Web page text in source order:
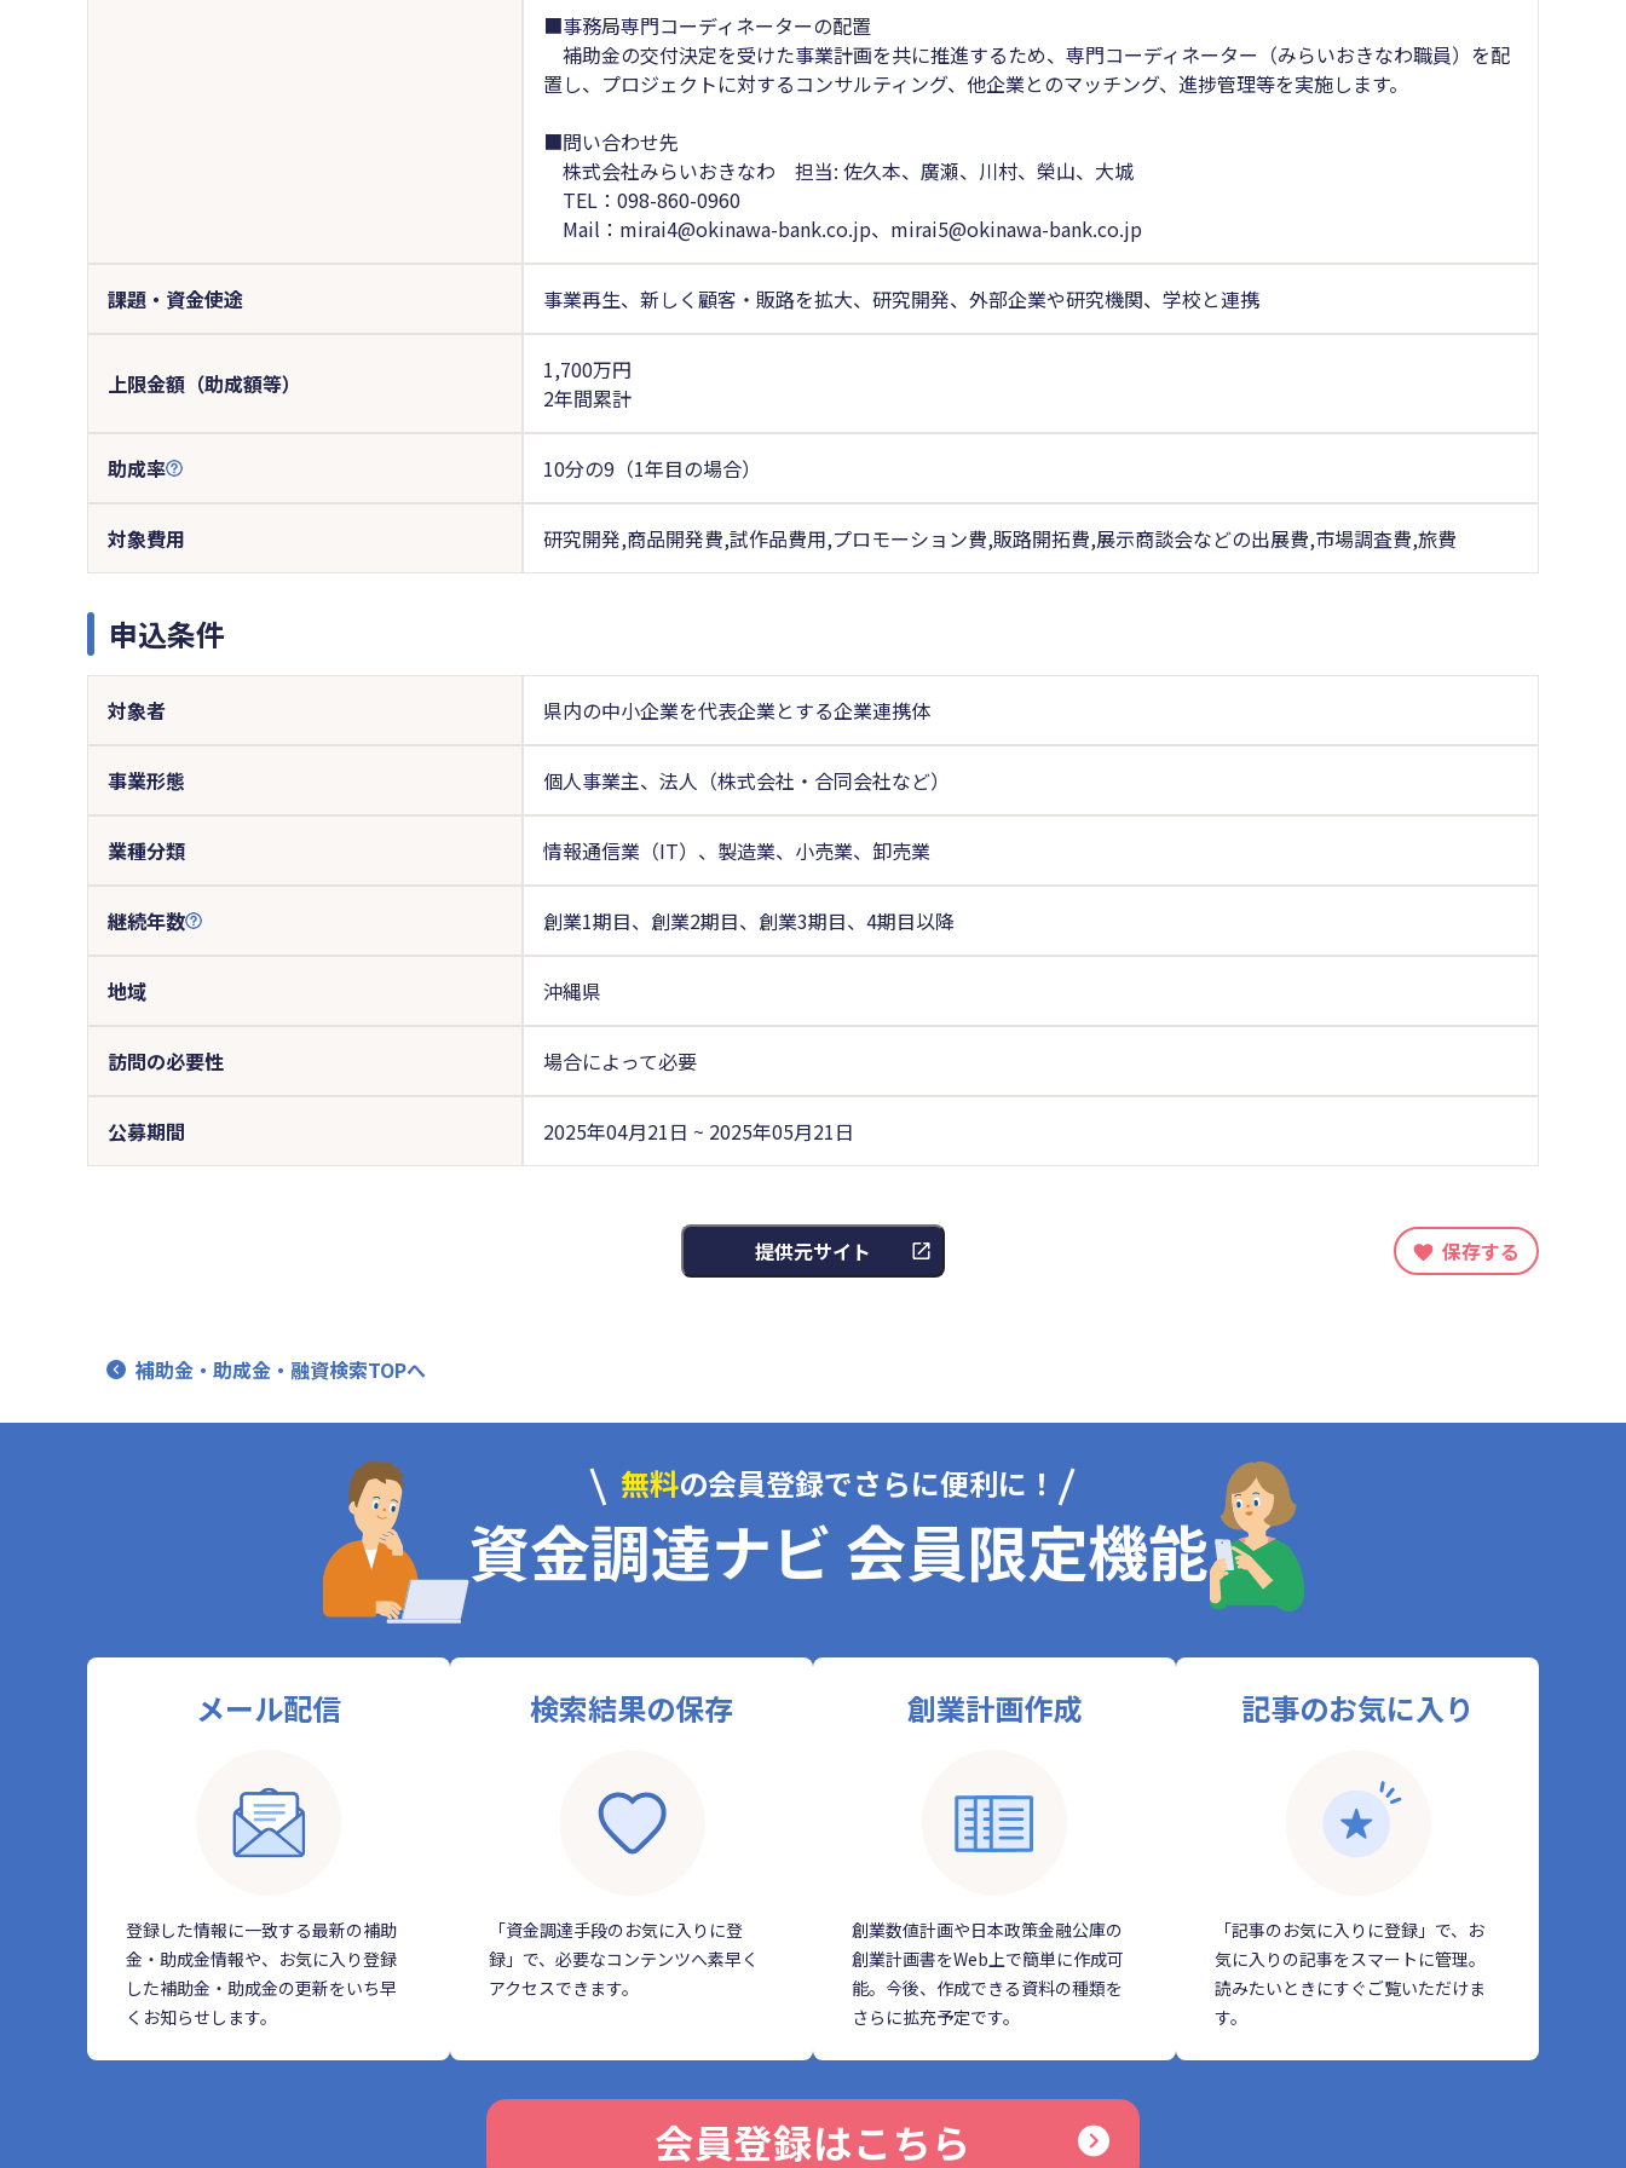
■事務局専門コーディネーターの配置
補助金の交付決定を受けた事業計画を共に推進するため、専門コーディネーター（みらいおきなわ職員）を配
置し、プロジェクトに対するコンサルティング、他企業とのマッチング、進捗管理等を実施します。
■問い合わせ先
株式会社みらいおきなわ 担当: 佐久本、廣瀬、川村、榮山、大城
TEL：098-860-0960
Mail：mirai4@okinawa-bank.co.jp、mirai5@okinawa-bank.co.jp
課題・資金使途 事業再生、新しく顧客・販路を拡大、研究開発、外部企業や研究機関、学校と連携
上限金額（助成額等）
1,700万円
2年間累計
助成率 10分の9（1年目の場合）
対象費用 研究開発,商品開発費,試作品費用,プロモーション費,販路開拓費,展示商談会などの出展費,市場調査費,旅費
申込条件
対象者 県内の中小企業を代表企業とする企業連携体
事業形態 個人事業主、法人（株式会社・合同会社など）
業種分類 情報通信業（IT）、製造業、小売業、卸売業
継続年数 創業1期目、創業2期目、創業3期目、4期目以降
地域 沖縄県
訪問の必要性 場合によって必要
公募期間 2025年04月21日 ~ 2025年05月21日
提供元サイト 保存する
補助金・助成金・融資検索TOPへ
無料の会員登録でさらに便利に！
資金調達ナビ 会員限定機能
メール配信
登録した情報に一致する最新の補助
金・助成金情報や、お気に入り登録
した補助金・助成金の更新をいち早
くお知らせします。
検索結果の保存
「資金調達手段のお気に入りに登
録」で、必要なコンテンツへ素早く
アクセスできます。
創業計画作成
創業数値計画や日本政策金融公庫の
創業計画書をWeb上で簡単に作成可
能。今後、作成できる資料の種類を
さらに拡充予定です。
記事のお気に入り
「記事のお気に入りに登録」で、お
気に入りの記事をスマートに管理。
読みたいときにすぐご覧いただけま
す。
会員登録はこちら